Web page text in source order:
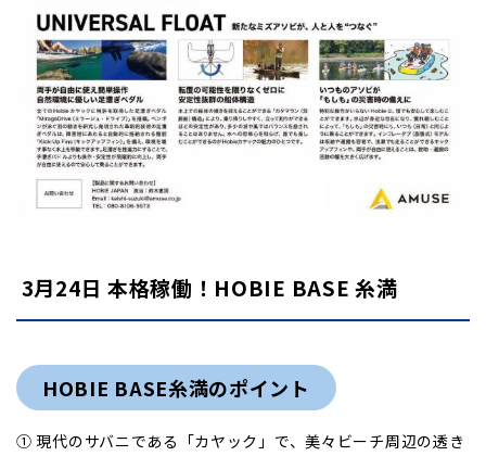
3月24日 本格稼働！HOBIE BASE 糸満
HOBIE BASE糸満のポイント
① 現代のサバニである「カヤック」で、美々ビーチ周辺の透き